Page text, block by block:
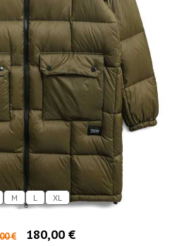
M L XL
€
180,00 €